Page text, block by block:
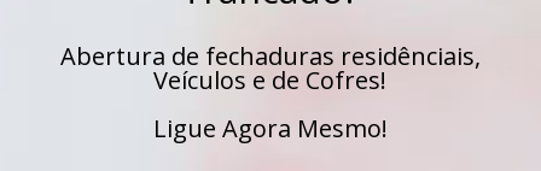
Abertura de fechaduras residênciais,
Veículos e de Cofres!
Ligue Agora Mesmo!